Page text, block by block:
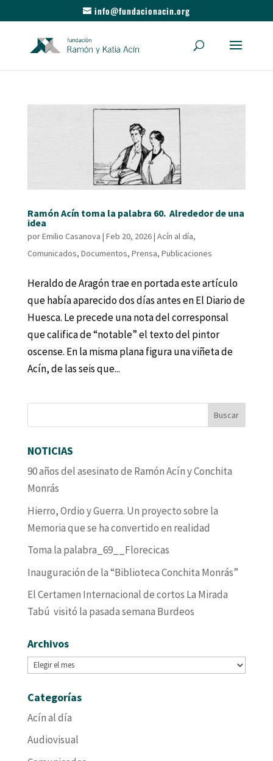
info@fundacionacin.org
Ramón Acín toma la palabra 60. Alrededor de una
idea
porEmilio Casanova | Feb 20, 2026| Acín al día,
Comunicados, Documentos, Prensa, Publicaciones
Heraldo de Aragón trae en portada este artículo
que había aparecido dos días antes en El Diario de
Huesca. Le precede una nota del corresponsal
que califica de “notable” el texto del pintor
oscense. En la misma plana figura una viñeta de
Acín, de las seis que...
NOTICIAS
90 años del asesinato de Ramón Acín y Conchita
Monrás
Hierro, Ordio y Guerra. Un proyecto sobre la
Memoria que se ha convertido en realidad
Toma la palabra_69__Florecicas
Inauguración de la “Biblioteca Conchita Monrás”
El Certamen Internacional de cortos La Mirada
Tabú visitó la pasada semana Burdeos
Archivos
Archivos
Categorías
Acín al día
Audiovisual